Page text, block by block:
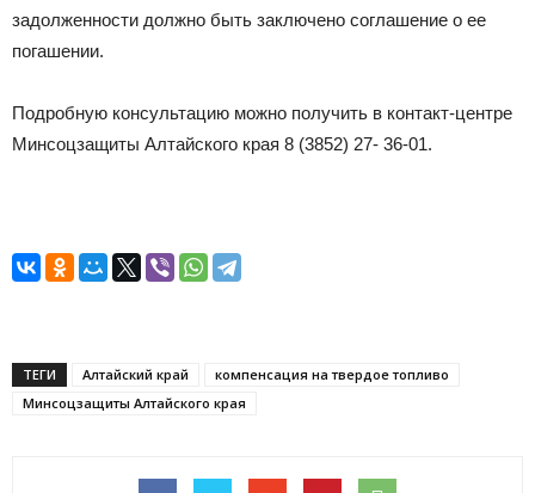
задолженности должно быть заключено соглашение о ее
погашении.
Подробную консультацию можно получить в контакт-центре
Минсоцзащиты Алтайского края 8 (3852) 27- 36-01.
ТЕГИ Алтайский край
компенсация на твердое топливо
Минсоцзащиты Алтайского края